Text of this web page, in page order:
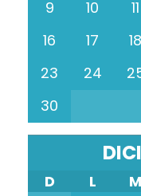
9
10 11
16
17 18
23
24
30
D L M